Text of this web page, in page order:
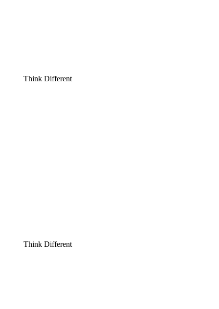
Think Different
Think Different